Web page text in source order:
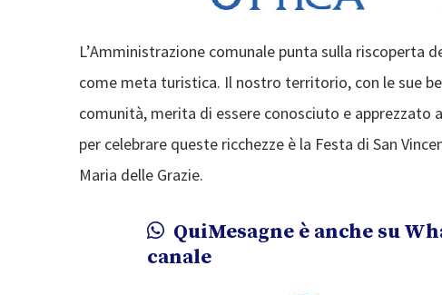
L’Amministrazione comunale punta sulla riscoperta
come meta turistica. Il nostro territorio, con le sue
comunità, merita di essere conosciuto e apprezzato
per celebrare queste ricchezze è la Festa di San
Maria delle Grazie.
QuiMesagne è anche su
canale